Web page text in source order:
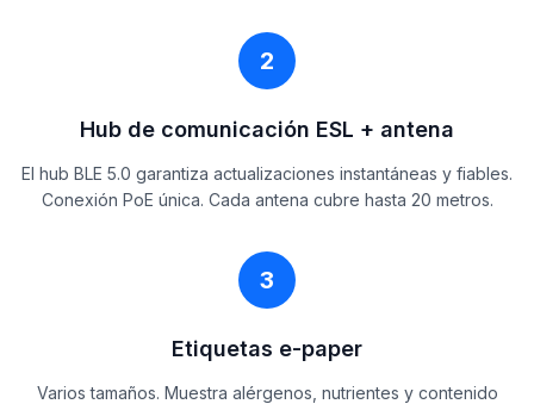
2
Hub de comunicación ESL + antena
El hub BLE 5.0 garantiza actualizaciones instantáneas y fiables.
Conexión PoE única. Cada antena cubre hasta 20 metros.
3
Etiquetas e-paper
Varios tamaños. Muestra alérgenos, nutrientes y contenido